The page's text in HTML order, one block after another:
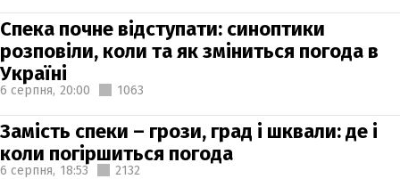
Спека почне відступати: синоптики
розповіли, коли та як зміниться погода в
Україні
6 серпня, 20:00 1063
Замість спеки – грози, град і шквали: де і
коли погіршиться погода
6 серпня, 18:53 2132